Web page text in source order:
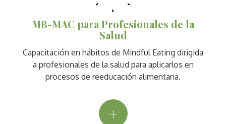
MB-MAC para Profesionales de la
Salud
Capacitación en hábitos de Mindful Eating dirigida
a profesionales de la salud para aplicarlos en
procesos de reeducación alimentaria.
+